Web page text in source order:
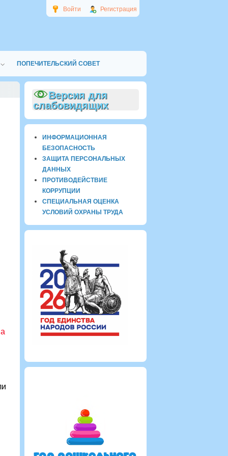
Войти Регистрация
ПОПЕЧИТЕЛЬСКИЙ СОВЕТ
Версия для
слабовидящих
ИНФОРМАЦИОННАЯ
БЕЗОПАСНОСТЬ
ЗАЩИТА ПЕРСОНАЛЬНЫХ
ДАННЫХ
ПРОТИВОДЕЙСТВИЕ
КОРРУПЦИИ
СПЕЦИАЛЬНАЯ ОЦЕНКА
УСЛОВИЙ ОХРАНЫ ТРУДА